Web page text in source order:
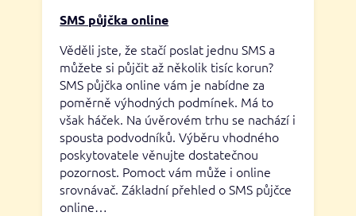
SMS půjčka online
Věděli jste, že stačí poslat jednu SMS a
můžete si půjčit až několik tisíc korun?
SMS půjčka online vám je nabídne za
poměrně výhodných podmínek. Má to
však háček. Na úvěrovém trhu se nachází i
spousta podvodníků. Výběru vhodného
poskytovatele věnujte dostatečnou
pozornost. Pomoct vám může i online
srovnávač. Základní přehled o SMS půjčce
online…